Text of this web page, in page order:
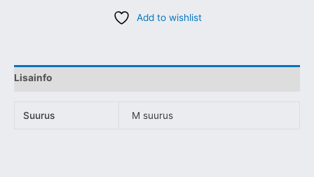
Add to wishlist
Lisainfo
Suurus M suurus